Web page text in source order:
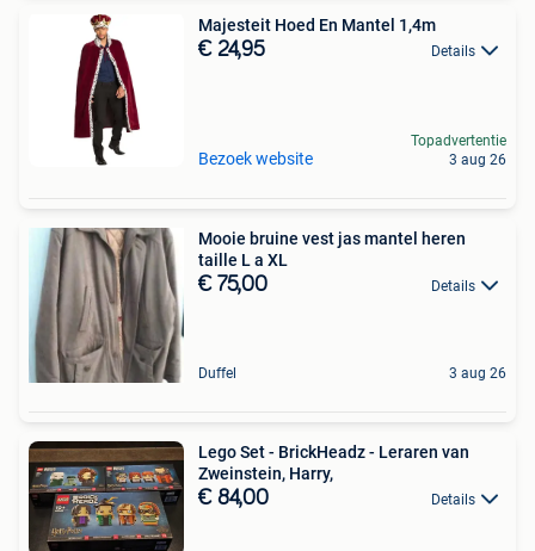
Majesteit Hoed En Mantel 1,4m
€ 24,95 Details
Bezoek website
Topadvertentie
3 aug 26
Mooie bruine vest jas mantel heren
taille L a XL
€ 75,00 Details
Duffel 3 aug 26
Lego Set - BrickHeadz - Leraren van
Zweinstein, Harry,
€ 84,00 Details